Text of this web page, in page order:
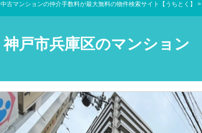
中古マンションの仲介手数料が最大無料の物件検索サイト【うちとく】 >
神戸市兵庫区のマンション